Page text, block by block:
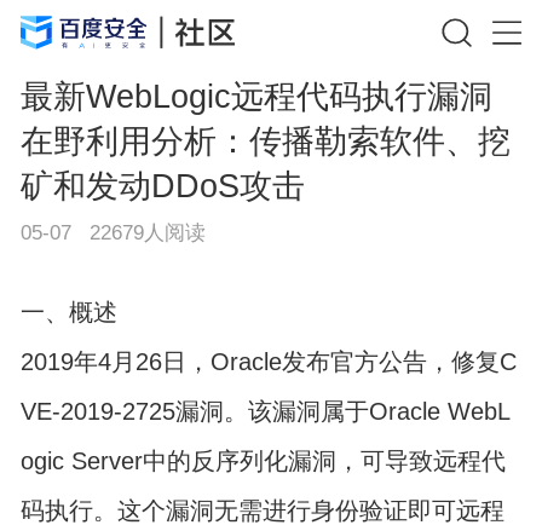
最新WebLogic远程代码执行漏洞
在野利用分析：传播勒索软件、挖
矿和发动DDoS攻击
05-07 22679人阅读
一、概述
2019年4月26日，Oracle发布官方公告，修复C
VE-2019-2725漏洞。该漏洞属于Oracle WebL
ogic Server中的反序列化漏洞，可导致远程代
码执行。这个漏洞无需进行身份验证即可远程